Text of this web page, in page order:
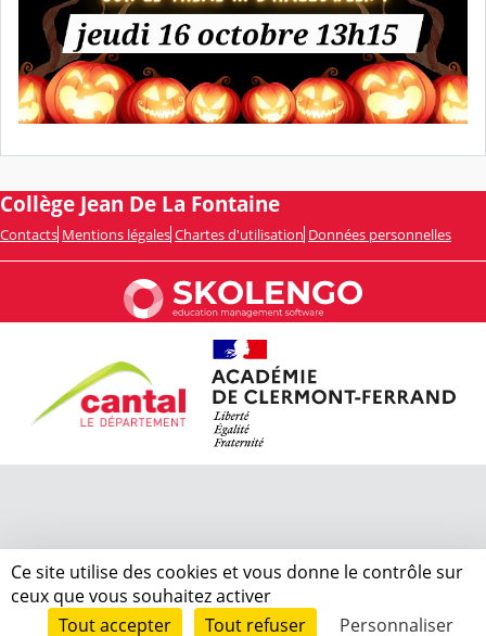
Collège Jean De La Fontaine
Contacts Mentions légales Chartes d'utilisation Données personnelles
Ce site utilise des cookies et vous donne le contrôle sur
ceux que vous souhaitez activer
Tout accepter
Tout refuser Personnaliser